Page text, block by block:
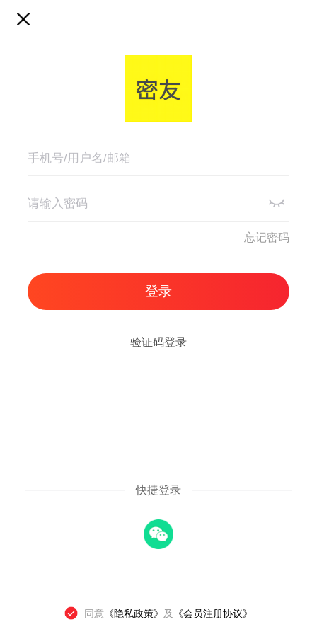
忘记密码
登录
验证码登录
快捷登录
同意 《隐私政策》 及 《会员注册协议》